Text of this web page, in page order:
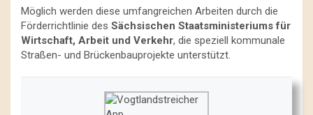
Möglich werden diese umfangreichen Arbeiten durch die
Förderrichtlinie des Sächsischen Staatsministeriums für
Wirtschaft, Arbeit und Verkehr, die speziell kommunale
Straßen- und Brückenbauprojekte unterstützt.